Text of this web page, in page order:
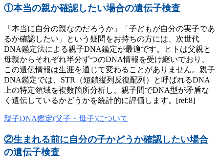
①本当の親か確認したい場合の遺伝子検査
「本当に自分の親なのだろうか」「子どもが自分の実子であ
るか確認したい」という疑問をお持ちの方には、次世代
DNA鑑定法による親子DNA鑑定が最適です。ヒトは父親と
母親からそれぞれ半分ずつのDNA情報を受け継いでおり、
この遺伝情報は生涯を通じて変わることがありません。親子
DNA鑑定では、STR（短鎖縦列反復配列）と呼ばれるDNA
上の特定領域を複数箇所分析し、親子間でDNA型が矛盾な
く遺伝しているかどうかを統計的に評価します。[ref:8]
親子DNA鑑定(父子・母子)について
②生まれる前に自分の子かどうか確認したい場合
の遺伝子検査